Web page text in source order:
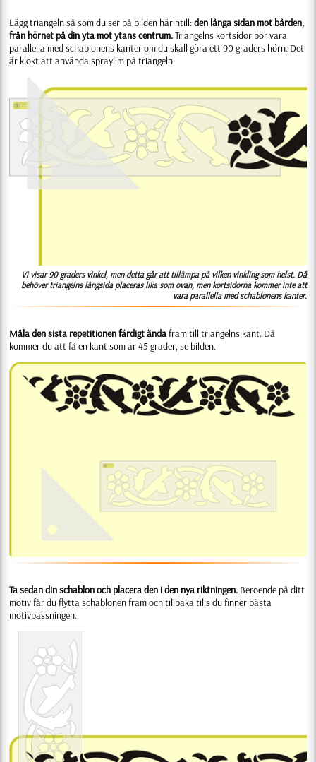
Lägg triangeln så som du ser på bilden härintill:den långa sidan mot bården,
från hörnet på din yta mot ytans centrum.Triangelns kortsidor bör vara
parallella med schablonens kanter om du skall göra ett 90 graders hörn. Det
är klokt att använda spraylim på triangeln.
Vi visar 90 graders vinkel, men detta går att tillämpa på vilken vinkling som helst. Då
behöver triangelns långsida placeras lika som ovan, men kortsidorna kommer inte att
vara parallella med schablonens kanter.
Måla den sista repetitionen färdigt ändafram till triangelns kant. Då
kommer du att få en kant som är 45 grader, se bilden.
Ta sedan din schablon och placera den i den nya riktningen. Beroende på ditt
motiv får du flytta schablonen fram och tillbaka tills du finner bästa
motivpassningen.